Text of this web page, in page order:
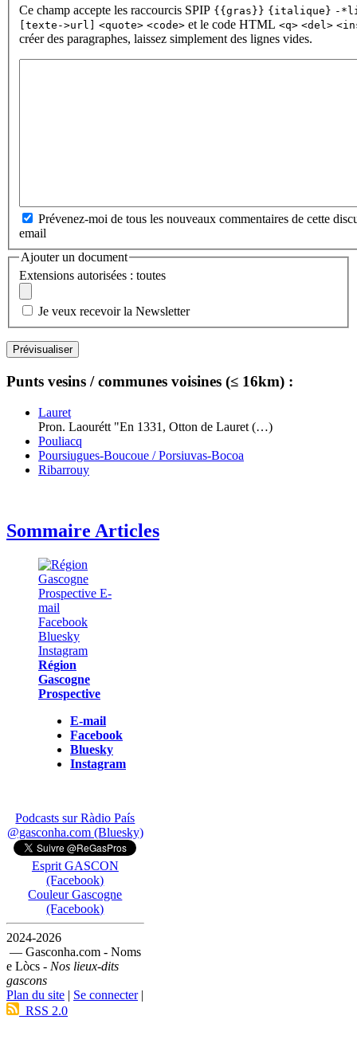
Ce champ accepte les raccourcis SPIP {{gras}} {italique} -
[texte->url] <quote> <code> et le code HTML <q> <del>
créer des paragraphes, laissez simplement des lignes vides.
Prévenez-moi de tous les nouveaux commentaires de cette
email
Ajouter un document
Extensions autorisées : toutes
Je veux recevoir la Newsletter
Punts vesins / communes voisines (≤ 16km) :
Lauret
Pron. Laourétt "En 1331, Otton de Lauret (…)
Pouliacq
Poursiugues-Boucoue / Porsiuvas-Bocoa
Ribarrouy
Sommaire Articles
Région
Gascogne
Prospective
E-mail
Facebook
Bluesky
Instagram
Podcasts sur Ràdio País
@gasconha.com (Bluesky)
Esprit GASCON
(Facebook)
Couleur Gascogne
(Facebook)
2024-2026
— Gasconha.com - Noms
e Lòcs - Nos lieux-dits
gascons
Plan du site | Se connecter|
RSS 2.0